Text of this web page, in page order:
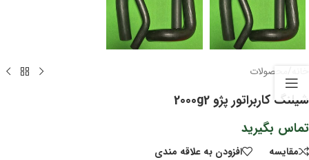
محصولات
شیلنگ کاربراتور پژو 2000g2
تماس بگیرید
مقايسه افزودن به علاقه مندی